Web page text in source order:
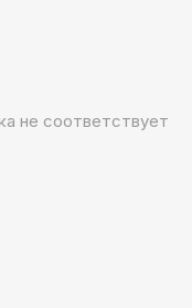
не соответствует